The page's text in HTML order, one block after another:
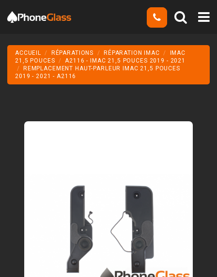
ACCUEIL RÉPARATIONS RÉPARATION IMAC
IMAC
21,5 POUCES
A2116 - IMAC 21,5 POUCES 2019 - 2021
REMPLACEMENT HAUT-PARLEUR IMAC 21,5 POUCES
2019 - 2021 - A2116